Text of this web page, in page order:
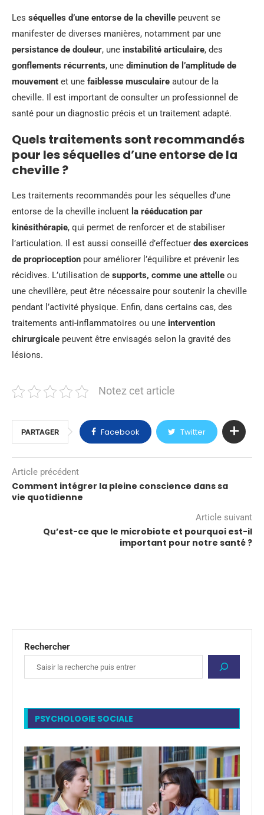
Les séquelles d’une entorse de la cheville peuvent se
manifester de diverses manières, notamment par une
persistance de douleur, une instabilité articulaire, des
gonflements récurrents, une diminution de l’amplitude de
mouvement et une faiblesse musculaire autour de la
cheville. Il est important de consulter un professionnel de
santé pour un diagnostic précis et un traitement adapté.
Quels traitements sont recommandés
pour les séquelles d’une entorse de la
cheville ?
Les traitements recommandés pour les séquelles d’une
entorse de la cheville incluent la rééducation par
kinésithérapie, qui permet de renforcer et de stabiliser
l’articulation. Il est aussi conseillé d’effectuer des exercices
de proprioception pour améliorer l’équilibre et prévenir les
récidives. L’utilisation de supports, comme une attelle ou
une chevillère, peut être nécessaire pour soutenir la cheville
pendant l’activité physique. Enfin, dans certains cas, des
traitements anti-inflammatoires ou une intervention
chirurgicale peuvent être envisagés selon la gravité des
lésions.
Notez cet article
PARTAGER Facebook Twitter
Article précédent
Comment intégrer la pleine conscience dans sa
vie quotidienne
Article suivant
Qu’est-ce que le microbiote et pourquoi est-il
important pour notre santé ?
Rechercher
PSYCHOLOGIE SOCIALE